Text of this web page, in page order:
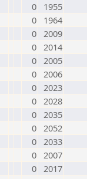
0
1955
0
1964
0 2009
0 2014
0 2005
0 2006
0 2023
0 2028
0 2035
0 2052
0 2033
0 2007
0 2017